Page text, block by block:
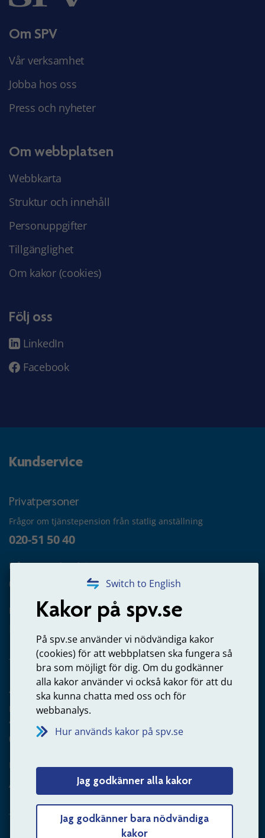
Switch to English
Kakor på spv.se
På spv.se använder vi nödvändiga kakor
(cookies) för att webbplatsen ska fungera så
bra som möjligt för dig. Om du godkänner
alla kakor använder vi också kakor för att du
ska kunna chatta med oss och för
webbanalys.
Hur används kakor på spv.se
Jag godkänner alla kakor
Jag godkänner bara nödvändiga
kakor
Om SPV
Vår verksamhet
Jobba hos oss
Press och nyheter
Om webbplatsen
Webbkarta
Struktur och innehåll
Personuppgifter
Tillgänglighet
Om kakor (cookies)
Följ oss
LinkedIn
Facebook
Kundservice
Privatpersoner
Frågor om tjänstepension från statlig anställning
020-51 50 40
Frågor om utbetalning
020-65 00 65
Kontakta oss
Arbetsgivare
Frågor om administration av tjänstepension från statlig
anställning
060-18 75 03
Kontakta oss
Arbetsgivare – skicka mejl till oss